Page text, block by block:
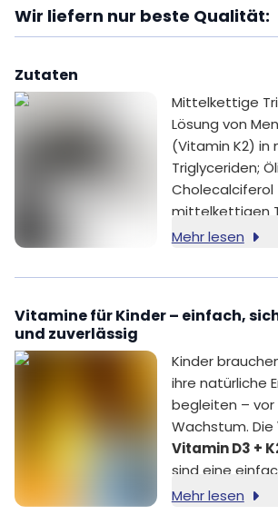
Wir liefern nur beste Qualität:
Zutaten
Mittelkettige
Lösung von
(Vitamin K2)
Triglyceriden;
Cholecalciferol
mittelkettigen
Mehr lesen
Vitamine für Kinder – einfach,
und zuverlässig
Kinder
ihre natürliche
begleiten – vor
Wachstum. Die
Vitamin D3 +
sind eine
zwei
Mehr lesen